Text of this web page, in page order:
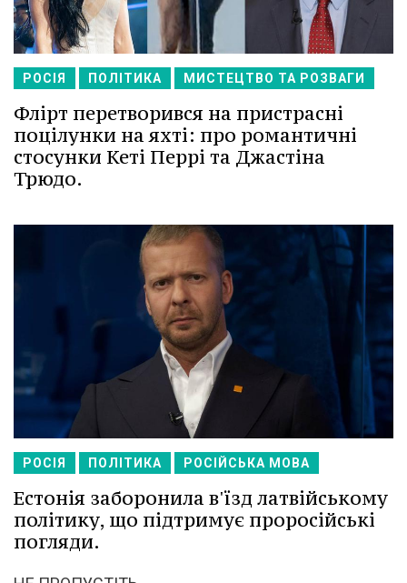
РОСІЯ ПОЛІТИКА МИСТЕЦТВО ТА РОЗВАГИ
Флірт перетворився на пристрасні
поцілунки на яхті: про романтичні
стосунки Кеті Перрі та Джастіна
Трюдо.
РОСІЯ ПОЛІТИКА РОСІЙСЬКА МОВА
Естонія заборонила в'їзд латвійському
політику, що підтримує проросійські
погляди.